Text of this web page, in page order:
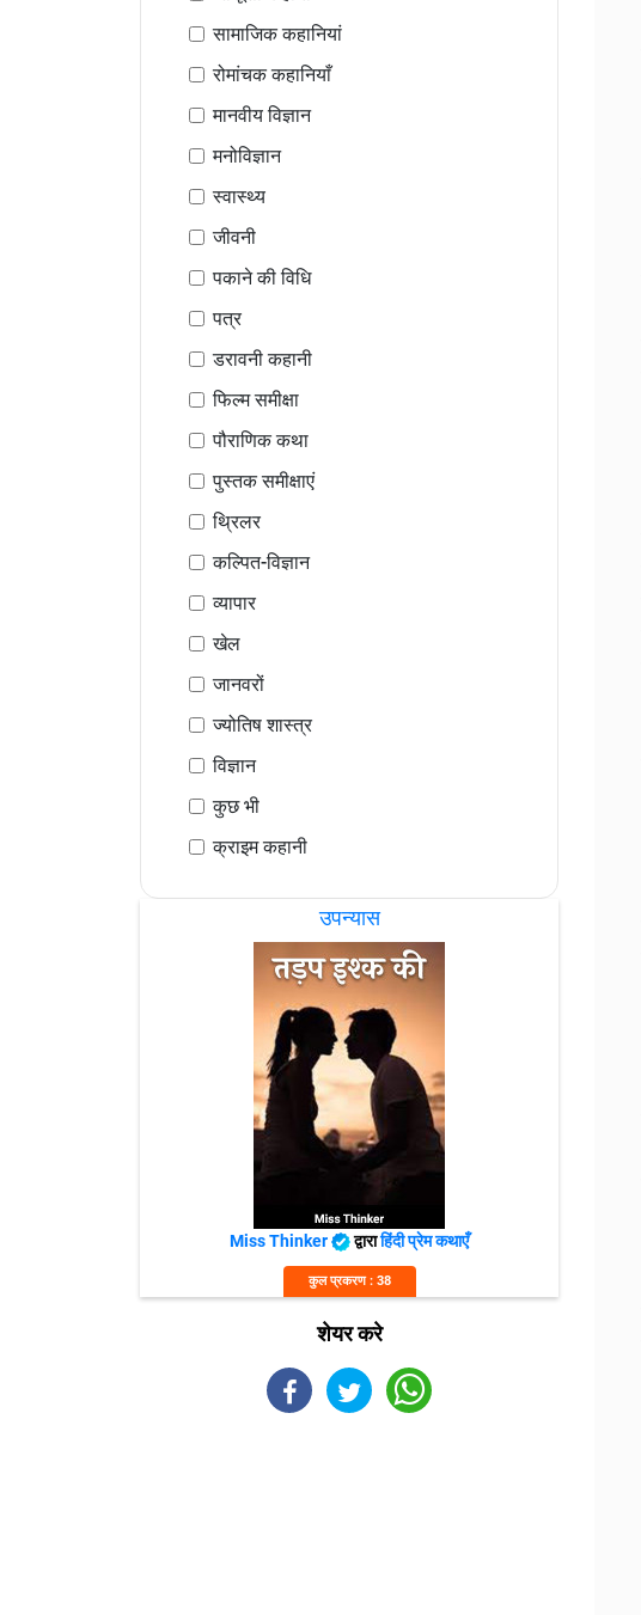
सामाजिक कहानियां
रोमांचक कहानियाँ
मानवीय विज्ञान
मनोविज्ञान
स्वास्थ्य
जीवनी
पकाने की विधि
पत्र
डरावनी कहानी
फिल्म समीक्षा
पौराणिक कथा
पुस्तक समीक्षाएं
थ्रिलर
कल्पित-विज्ञान
व्यापार
खेल
जानवरों
ज्योतिष शास्त्र
विज्ञान
कुछ भी
क्राइम कहानी
उपन्यास
Miss Thinker द्वाराहिंदी प्रेम कथाएँ
कुल प्रकरण : 38
शेयर करे